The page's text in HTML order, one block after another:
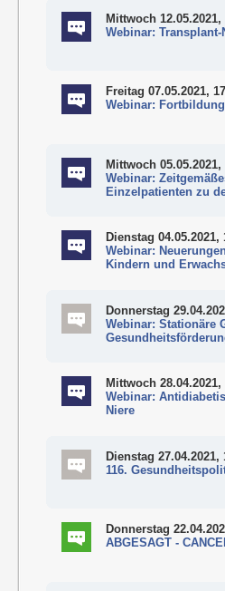
Mittwoch 12.05.2021,
Webinar:
Freitag 07.05.2021,
Webinar:
Mittwoch 05.05.2021,
Webinar:
Einzelpatienten zu
Dienstag 04.05.2021,
Webinar:
Kindern und
Donnerstag
Webinar: Stationäre
Mittwoch 28.04.2021,
Webinar:
Niere
Dienstag 27.04.2021,
116.
Donnerstag
ABGESAGT -